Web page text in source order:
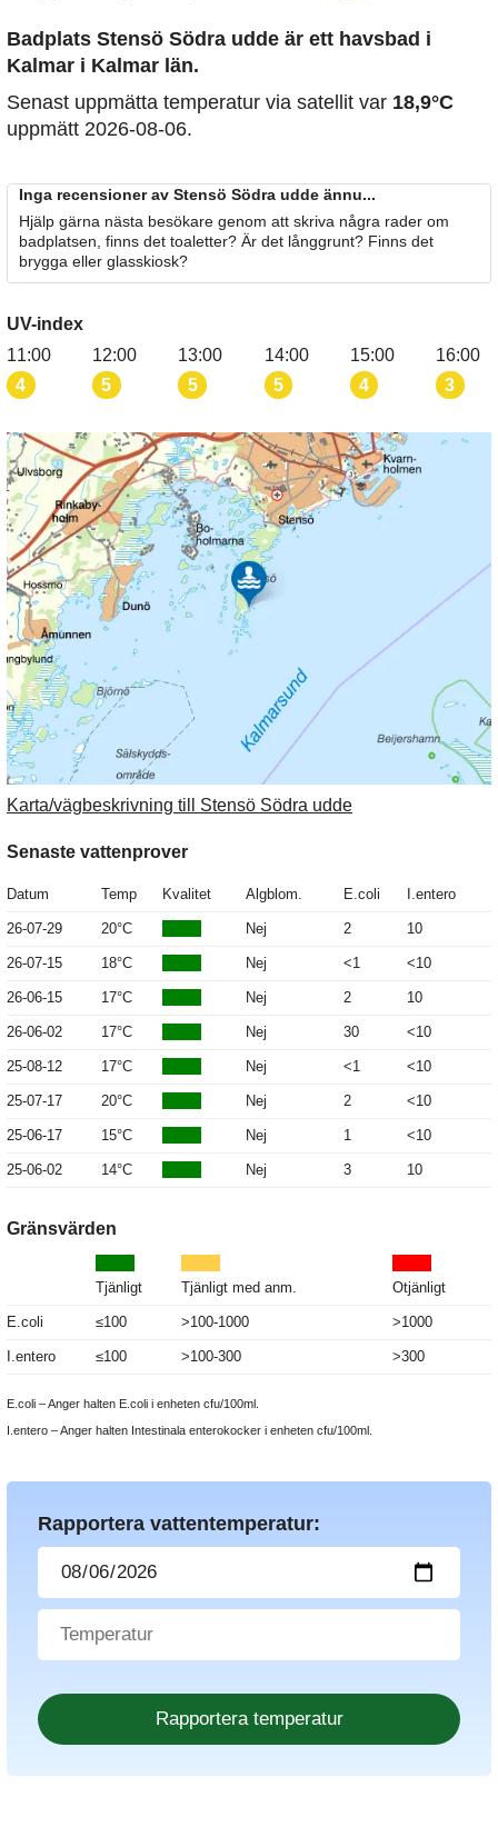
Badplats Stensö Södra udde är ett havsbad i
Kalmar i Kalmar län.
Senast uppmätta temperatur via satellit var 18,9°C
uppmätt 2026-08-06.
Inga recensioner av Stensö Södra udde ännu...
Hjälp gärna nästa besökare genom att skriva några rader om
badplatsen, finns det toaletter? Är det långgrunt? Finns det
brygga eller glasskiosk?
UV-index
11:00
4
12:00
5
13:00
5
14:00
5
15:00
4
16:00
3
Karta/vägbeskrivning till Stensö Södra udde
Senaste vattenprover
Datum Temp Kvalitet Algblom. E.coli I.entero
26-07-29 20°C Nej 2 10
26-07-15 18°C Nej <1 <10
26-06-15 17°C Nej 2 10
26-06-02 17°C Nej 30 <10
25-08-12 17°C Nej <1 <10
25-07-17 20°C Nej 2 <10
25-06-17 15°C Nej 1 <10
25-06-02 14°C Nej 3 10
Gränsvärden
Tjänligt Tjänligt med anm. Otjänligt
E.coli ≤100 >100-1000 >1000
I.entero ≤100 >100-300 >300
E.coli – Anger halten E.coli i enheten cfu/100ml.
I.entero – Anger halten Intestinala enterokocker i enheten cfu/100ml.
Rapportera vattentemperatur: